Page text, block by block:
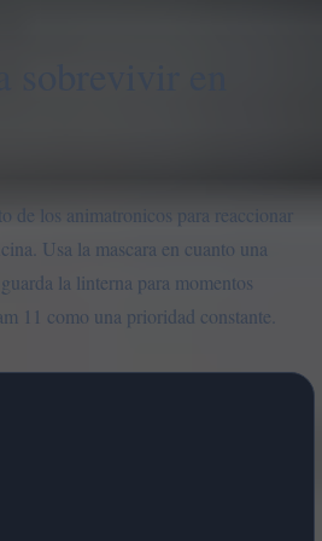
de los animatronicos para reaccionar
Usa la mascara en cuanto una
la linterna para momentos
11 como una prioridad constante.